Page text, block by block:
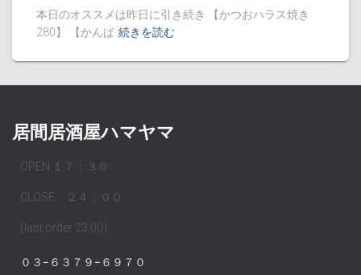
本日のオススメは昨日に引き続き 【かつおハラス焼き
280】 【かんぱ 続きを読む
居間居酒屋ハマヤマ
OPEN １７：３０
CLOSE ２４：００
(last order 23:00)
０３−６３７９−６９７０